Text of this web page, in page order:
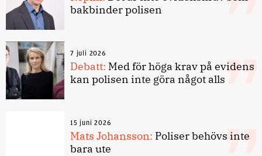
bakbinder polisen
7 juli 2026
Debatt: Med för höga krav på evidens
kan polisen inte göra något alls
15 juni 2026
Mats Johansson: Poliser behövs inte
bara ute